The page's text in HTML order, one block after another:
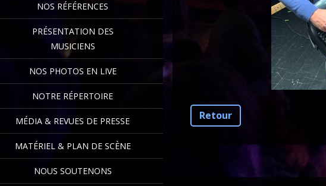
NOS RÉFÉRENCES
PRÉSENTATION DES
MUSICIENS
NOS PHOTOS EN LIVE
NOTRE RÉPERTOIRE
MÉDIA & REVUES DE PRESSE
MATÉRIEL & PLAN DE SCÈNE
NOUS SOUTENONS
Retour